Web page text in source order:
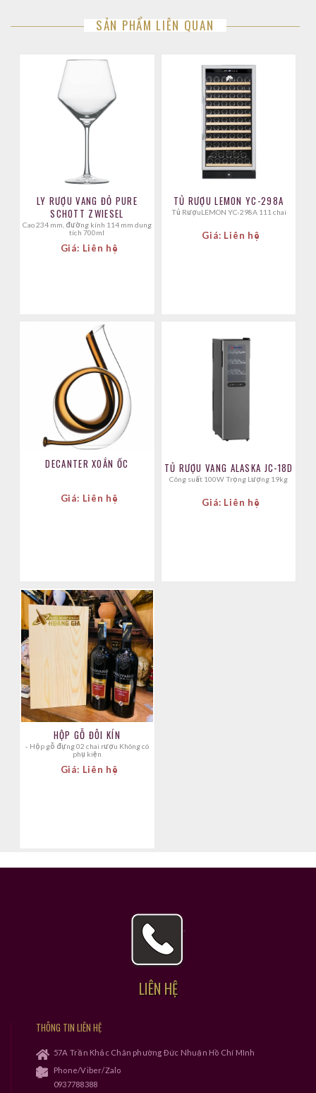
SẢN PHẨM LIÊN QUAN
LY RƯỢU VANG ĐỎ PURE
SCHOTT ZWIESEL
Cao 234 mm, đường kính 114 mm dung
tích 700ml
Giá: Liên hệ
TỦ RƯỢU LEMON YC-298A
Tủ RượuLEMON YC-298A 111 chai
Giá: Liên hệ
DECANTER XOẮN ỐC
Giá: Liên hệ
TỦ RƯỢU VANG ALASKA JC-18D
Công suất 100W Trọng Lượng 19kg
Giá: Liên hệ
HỘP GỖ ĐÔI KÍN
- Hộp gỗ đựng 02 chai rượu Không có
phụ kiện
Giá: Liên hệ
LIÊN HỆ
THÔNG TIN LIÊN HỆ
57A Trần Khắc Chân phường Đức Nhuận Hồ Chí MInh
Phone/Viber/Zalo
0937788388